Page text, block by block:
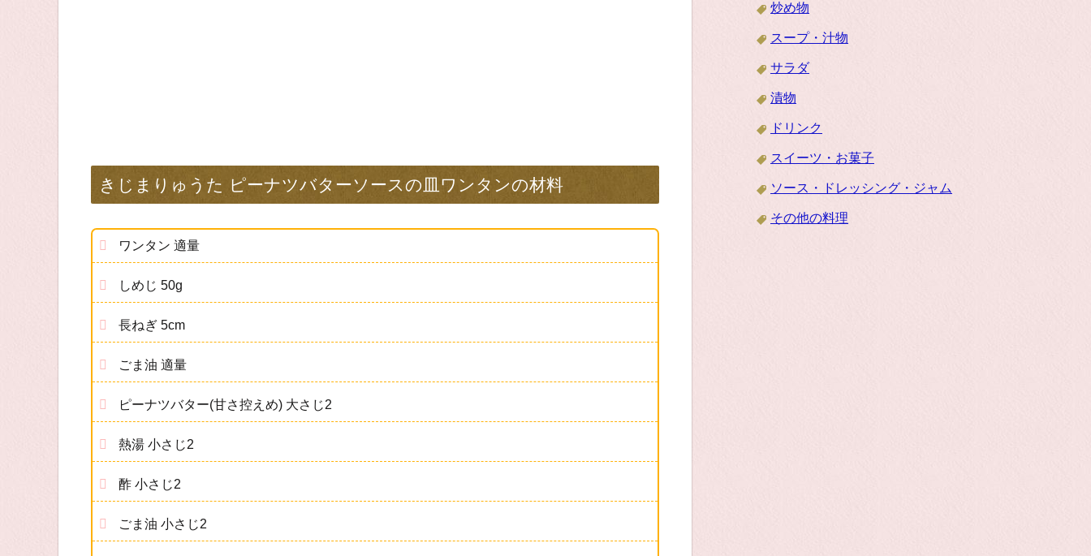
きじまりゅうた ピーナツバターソースの皿ワンタンの材料
ワンタン 適量
しめじ 50g
長ねぎ 5cm
ごま油 適量
ピーナツバター(甘さ控えめ) 大さじ2
熱湯 小さじ2
酢 小さじ2
ごま油 小さじ2
炒め物
スープ・汁物
サラダ
漬物
ドリンク
スイーツ・お菓子
ソース・ドレッシング・ジャム
その他の料理